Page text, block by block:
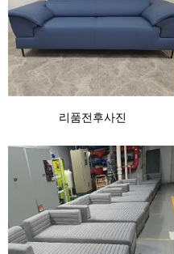
리품전후사진